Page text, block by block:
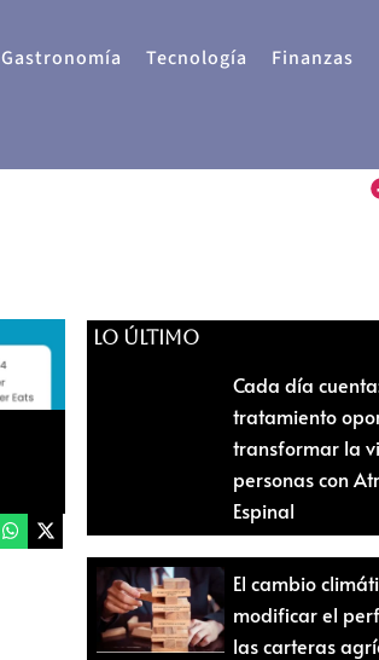
Gastronomía Tecnología Finanzas
LO ÚLTIMO
Cada día
tratamiento
transformar la
personas con
Espinal
El cambio
modificar el
las carteras